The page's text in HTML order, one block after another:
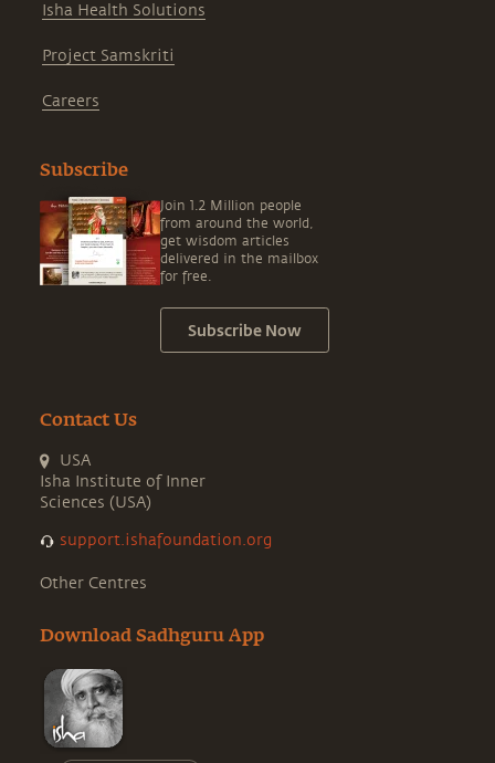
Isha Health Solutions
Project Samskriti
Careers
Subscribe
Join 1.2 Million people
from around the world,
get wisdom articles
delivered in the mailbox
for free.
Subscribe Now
Contact Us
USA
Isha Institute of Inner
Sciences (USA)
support.ishafoundation.org
Other Centres
Download Sadhguru App